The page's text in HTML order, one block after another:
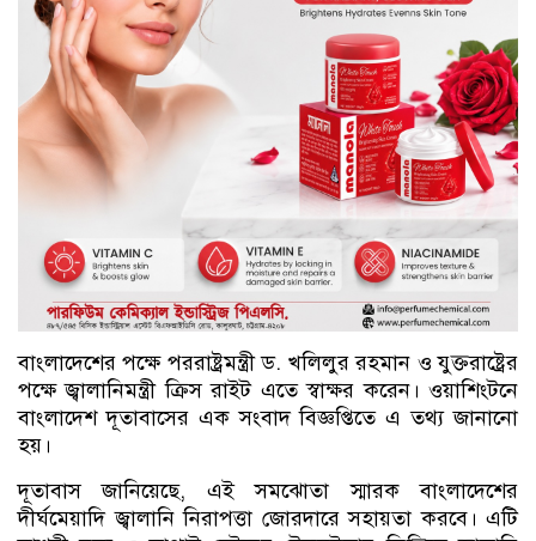
বাংলাদেশের পক্ষে পররাষ্ট্রমন্ত্রী ড. খলিলুর রহমান ও যুক্তরাষ্ট্রের
পক্ষে জ্বালানিমন্ত্রী ক্রিস রাইট এতে স্বাক্ষর করেন। ওয়াশিংটনে
বাংলাদেশ দূতাবাসের এক সংবাদ বিজ্ঞপ্তিতে এ তথ্য জানানো
হয়।
দূতাবাস জানিয়েছে, এই সমঝোতা স্মারক বাংলাদেশের
দীর্ঘমেয়াদি জ্বালানি নিরাপত্তা জোরদারে সহায়তা করবে। এটি